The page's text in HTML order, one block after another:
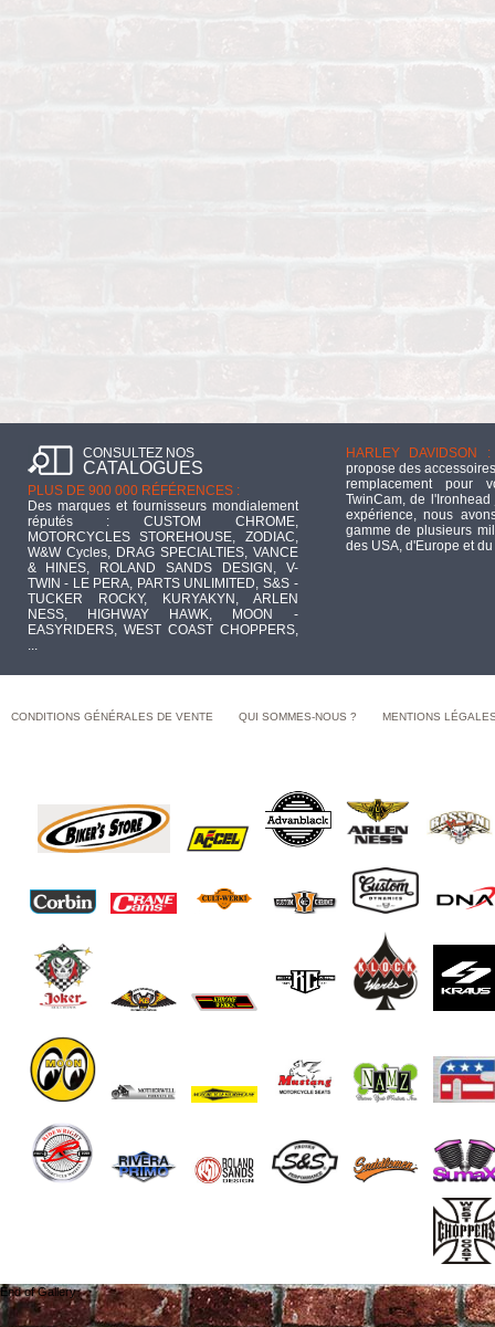
CONSULTEZ NOS
CATALOGUES
PLUS DE 900 000 RÉFÉRENCES :
Des marques et fournisseurs mondialement
réputés : CUSTOM CHROME,
MOTORCYCLES STOREHOUSE, ZODIAC,
W&W Cycles, DRAG SPECIALTIES, VANCE
& HINES, ROLAND SANDS DESIGN, V-
TWIN - LE PERA, PARTS UNLIMITED, S&S -
TUCKER ROCKY, KURYAKYN, ARLEN
NESS, HIGHWAY HAWK, MOON -
EASYRIDERS, WEST COAST CHOPPERS,
HARLEY DAVIDSON :
propose des
remplacement pour
TwinCam, de
expérience, nous
gamme de plusieurs
des USA, d'Europe et
CONDITIONS GÉNÉRALES DE VENTE QUI SOMMES-NOUS ? MENTIONS
End of Gallery